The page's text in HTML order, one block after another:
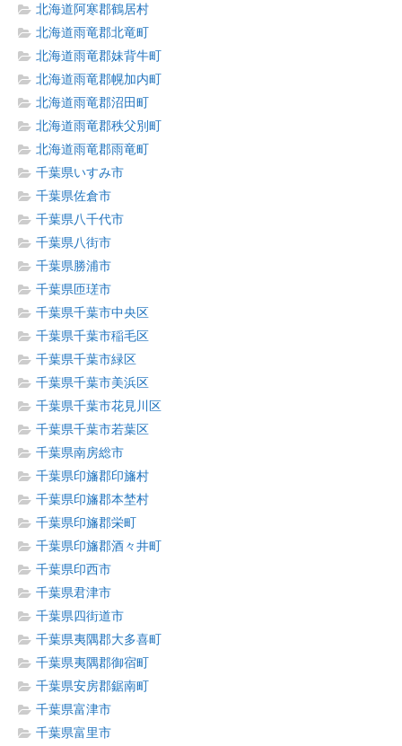
北海道阿寒郡鶴居村
北海道雨竜郡北竜町
北海道雨竜郡妹背牛町
北海道雨竜郡幌加内町
北海道雨竜郡沼田町
北海道雨竜郡秩父別町
北海道雨竜郡雨竜町
千葉県いすみ市
千葉県佐倉市
千葉県八千代市
千葉県八街市
千葉県勝浦市
千葉県匝瑳市
千葉県千葉市中央区
千葉県千葉市稲毛区
千葉県千葉市緑区
千葉県千葉市美浜区
千葉県千葉市花見川区
千葉県千葉市若葉区
千葉県南房総市
千葉県印旛郡印旛村
千葉県印旛郡本埜村
千葉県印旛郡栄町
千葉県印旛郡酒々井町
千葉県印西市
千葉県君津市
千葉県四街道市
千葉県夷隅郡大多喜町
千葉県夷隅郡御宿町
千葉県安房郡鋸南町
千葉県富津市
千葉県富里市